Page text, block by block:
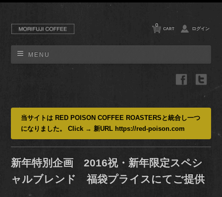
MENU
CART
0
ログイン
当サイトは RED POISON COFFEE ROASTERSと統合し一つ
になりました。 Click → 新URL https://red-poison.com
新年特別企画 2016祝・新年限定スペシ
ャルブレンド 福袋プライスにてご提供